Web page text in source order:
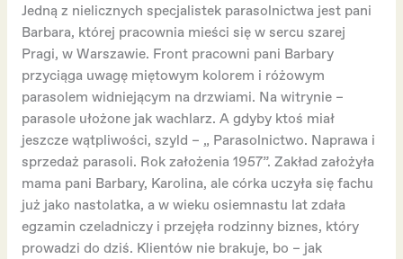
Jedną z nielicznych specjalistek parasolnictwa jest pani
Barbara, której pracownia mieści się w sercu szarej
Pragi, w Warszawie. Front pracowni pani Barbary
przyciąga uwagę miętowym kolorem i różowym
parasolem widniejącym na drzwiami. Na witrynie –
parasole ułożone jak wachlarz. A gdyby ktoś miał
jeszcze wątpliwości, szyld – „ Parasolnictwo. Naprawa i
sprzedaż parasoli. Rok założenia 1957”. Zakład założyła
mama pani Barbary, Karolina, ale córka uczyła się fachu
już jako nastolatka, a w wieku osiemnastu lat zdała
egzamin czeladniczy i przejęła rodzinny biznes, który
prowadzi do dziś. Klientów nie brakuje, bo – jak